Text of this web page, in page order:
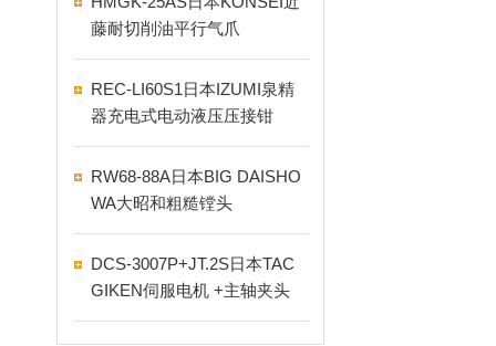
藤耐切削油平行气爪
REC-LI60S1日本IZUMI泉精
器充电式电动液压压接钳
RW68-88A日本BIG DAISHO
WA大昭和粗糙镗头
DCS-3007P+JT.2S日本TAC
GIKEN伺服电机 +主轴夹头